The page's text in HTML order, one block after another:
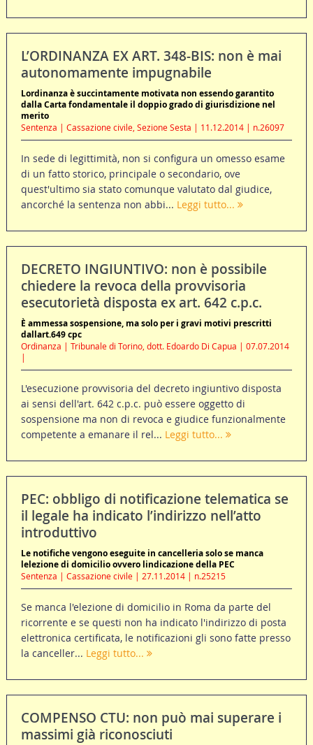
L’ORDINANZA EX ART. 348-BIS: non è mai
autonomamente impugnabile
Lordinanza è succintamente motivata non essendo garantito
dalla Carta fondamentale il doppio grado di giurisdizione nel
merito
Sentenza | Cassazione civile, Sezione Sesta | 11.12.2014 | n.26097
In sede di legittimità, non si configura un omesso esame
di un fatto storico, principale o secondario, ove
quest'ultimo sia stato comunque valutato dal giudice,
ancorché la sentenza non abbi... Leggi tutto...
DECRETO INGIUNTIVO: non è possibile
chiedere la revoca della provvisoria
esecutorietà disposta ex art. 642 c.p.c.
È ammessa sospensione, ma solo per i gravi motivi prescritti
dallart.649 cpc
Ordinanza | Tribunale di Torino, dott. Edoardo Di Capua | 07.07.2014
|
L'esecuzione provvisoria del decreto ingiuntivo disposta
ai sensi dell'art. 642 c.p.c. può essere oggetto di
sospensione ma non di revoca e giudice funzionalmente
competente a emanare il rel... Leggi tutto...
PEC: obbligo di notificazione telematica se
il legale ha indicato l’indirizzo nell’atto
introduttivo
Le notifiche vengono eseguite in cancelleria solo se manca
lelezione di domicilio ovvero lindicazione della PEC
Sentenza | Cassazione civile | 27.11.2014 | n.25215
Se manca l'elezione di domicilio in Roma da parte del
ricorrente e se questi non ha indicato l'indirizzo di posta
elettronica certificata, le notificazioni gli sono fatte presso
la canceller... Leggi tutto...
COMPENSO CTU: non può mai superare i
massimi già riconosciuti